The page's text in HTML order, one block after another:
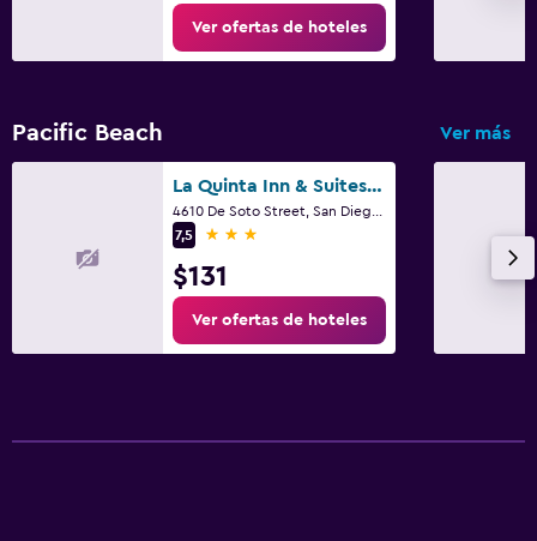
Ver ofertas de hoteles
Pacific Beach Ver más
La Quinta Inn & Suites by Wyndham San Diego Mission Bay
7,5
3 estrellas
$131
Ver ofertas de hoteles